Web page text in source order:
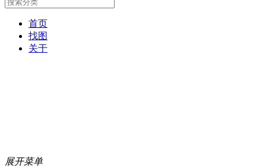
首页
找图
关于
展开菜单